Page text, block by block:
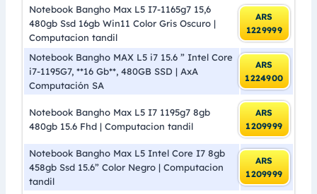
Notebook Bangho Max L5 I7-1165g7 15,6
480gb Ssd 16gb Win11 Color Gris Oscuro |
Computacion tandil
ARS
1229999
Notebook Bangho MAX L5 i7 15.6 ” Intel Core
i7-1195G7, **16 Gb**, 480GB SSD | AxA
Computación SA
ARS
1224900
Notebook Bangho Max L5 I7 1195g7 8gb
480gb 15.6 Fhd | Computacion tandil
ARS
1209999
Notebook Bangho Max L5 Intel Core I7 8gb
458gb Ssd 15.6” Color Negro | Computacion
tandil
ARS
1209999